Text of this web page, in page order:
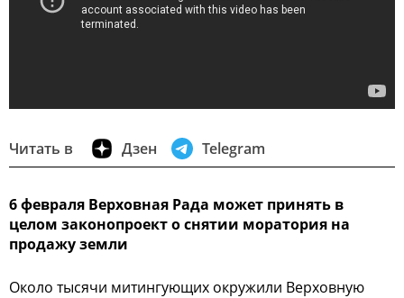
Читать в Дзен Telegram
6 февраля Верховная Рада может принять в
целом законопроект о снятии моратория на
продажу земли
Около тысячи митингующих окружили Верховную